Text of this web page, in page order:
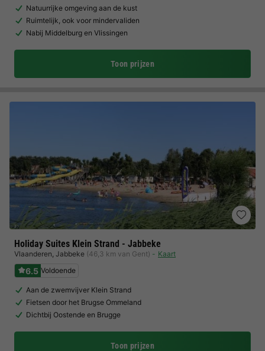
Natuurrijke omgeving aan de kust
Ruimtelijk, ook voor mindervaliden
Nabij Middelburg en Vlissingen
Toon prijzen
Holiday Suites Klein Strand - Jabbeke
Vlaanderen, Jabbeke (46,3 km van Gent) Kaart
6.5 Voldoende
Aan de zwemvijver Klein Strand
Fietsen door het Brugse Ommeland
Dichtbij Oostende en Brugge
Toon prijzen